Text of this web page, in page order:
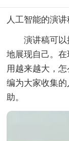
人工智能的演讲
演讲稿可以
地展现自己。
用越来越大，
编为大家收集
助。